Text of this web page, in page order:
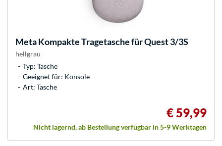
MetaKompakte Tragetasche für Quest 3/3S
hellgrau
Typ: Tasche
Geeignet für: Konsole
Art: Tasche
€ 59,99
Nicht lagernd, ab Bestellung verfügbar in 5-9 Werktagen